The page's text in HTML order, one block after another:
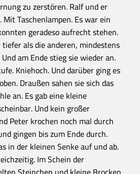
zu zerstören. Ralf und er
Taschenlampen. Es war ein
geradeso aufrecht stehen.
als die anderen, mindestens
am Ende stieg sie wieder an.
Kniehoch. Und darüber ging es
Draußen sahen sie sich das
an. Es gab eine kleine
Und kein großer
Peter krochen noch mal durch
gingen bis zum Ende durch.
in der kleinen Senke auf und ab.
Im Schein der